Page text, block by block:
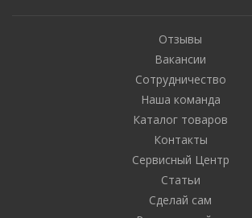
Отзывы
Вакансии
Сотрудничество
Наша команда
Каталог товаров
Контакты
Сервисный Центр
Статьи
Сделай сам